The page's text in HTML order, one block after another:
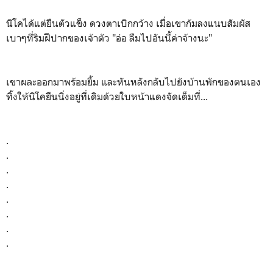
นิโคได้แต่ยืนตัวแข็ง ดวงตาเบิกกว้าง เมื่อเขาก้มลงแนบสัมผัส
เบาๆที่ริมฝีปากของเจ้าตัว "อ่อ ลืมไปอันนี้ค่าจ้างนะ"
เขาผละออกมาพร้อมยิ้ม และหันหลังกลับไปยังบ้านพักของตนเอง
ทิ้งให้นิโคยืนนิ่งอยู่ที่เดิมด้วยใบหน้าแดงจัดเต็มที่...
.
.
.
.
.
.
.
.